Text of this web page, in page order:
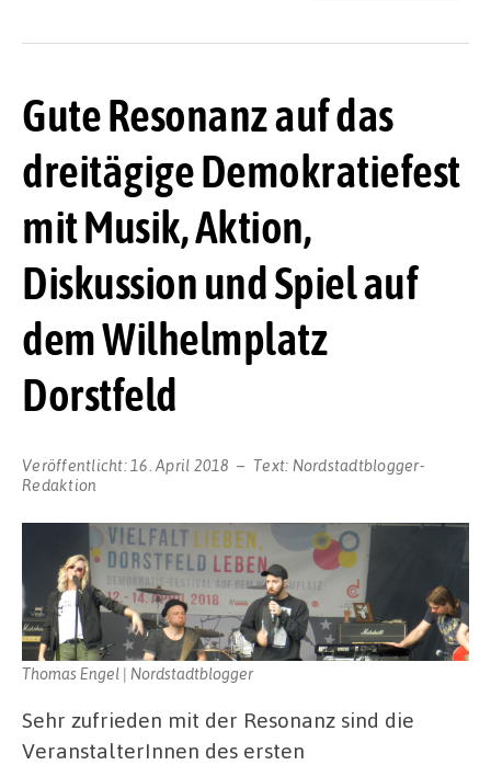
Gute Resonanz auf das
dreitägige Demokratiefest
mit Musik, Aktion,
Diskussion und Spiel auf
dem Wilhelmplatz
Dorstfeld
Veröffentlicht: 16. April 2018 Text: Nordstadtblogger-
Redaktion
Thomas Engel | Nordstadtblogger
Sehr zufrieden mit der Resonanz sind die
VeranstalterInnen des ersten